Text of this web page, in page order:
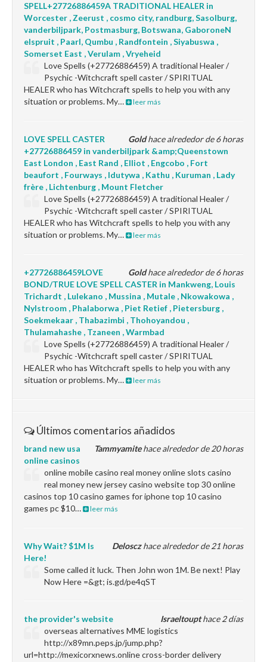
SPELL+27726886459A TRADITIONAL HEALER in
Worcester , Zeerust , cosmo city, randburg, Sasolburg,
vanderbiljpark, Postmasburg, Botswana, GaboroneN
elspruit , Paarl, Qumbu , Randfontein , Siyabuswa ,
Somerset East , Verulam , Vryeheid
Love Spells (+27726886459) A traditional Healer /
Psychic -Witchcraft spell caster / SPIRITUAL
HEALER who has Witchcraft spells to help you with any
situation or problems. My…
leer más
Goldhace alrededor de 6 horas
LOVE SPELL CASTER
+27726886459 in vanderbiljpark &amp;Queenstown
East London , East Rand , Elliot , Engcobo , Fort
beaufort , Fourways , Idutywa , Kathu , Kuruman , Lady
frère , Lichtenburg , Mount Fletcher
Love Spells (+27726886459) A traditional Healer /
Psychic -Witchcraft spell caster / SPIRITUAL
HEALER who has Witchcraft spells to help you with any
situation or problems. My…
leer más
Goldhace alrededor de 6 horas
+27726886459LOVE
BOND/TRUE LOVE SPELL CASTER in Mankweng, Louis
Trichardt , Lulekano , Mussina , Mutale , Nkowakowa ,
Nylstroom , Phalaborwa , Piet Retief , Pietersburg ,
Soekmekaar , Thabazimbi , Thohoyandou ,
Thulamahashe , Tzaneen , Warmbad
Love Spells (+27726886459) A traditional Healer /
Psychic -Witchcraft spell caster / SPIRITUAL
HEALER who has Witchcraft spells to help you with any
situation or problems. My…
leer más
Últimos comentarios añadidos
Tammyamitehace alrededor de 20 horas
brand new usa
online casinos
online mobile casino real money online slots casino
real money new jersey casino website top 30 online
casinos top 10 casino games for iphone top 10 casino
games pc $10…
leer más
Delosczhace alrededor de 21 horas
Why Wait? $1M Is
Here!
Some called it luck. Then John won 1M. Be next! Play
Now Here =&gt; is.gd/pe4qST
Israeltoupthace 2 días
the provider's website
overseas alternatives MME logistics
http://x89mn.peps.jp/jump.php?
url=http://mexicorxnews.online cross-border delivery